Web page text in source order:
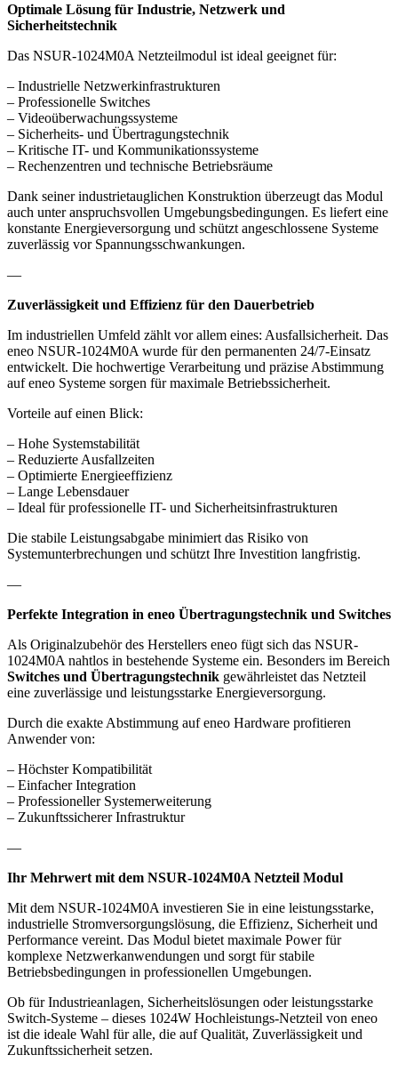
Optimale Lösung für Industrie, Netzwerk und
Sicherheitstechnik
Das NSUR-1024M0A Netzteilmodul ist ideal geeignet für:
– Industrielle Netzwerkinfrastrukturen
– Professionelle Switches
– Videoüberwachungssysteme
– Sicherheits- und Übertragungstechnik
– Kritische IT- und Kommunikationssysteme
– Rechenzentren und technische Betriebsräume
Dank seiner industrietauglichen Konstruktion überzeugt das Modul
auch unter anspruchsvollen Umgebungsbedingungen. Es liefert eine
konstante Energieversorgung und schützt angeschlossene Systeme
zuverlässig vor Spannungsschwankungen.
—
Zuverlässigkeit und Effizienz für den Dauerbetrieb
Im industriellen Umfeld zählt vor allem eines: Ausfallsicherheit. Das
eneo NSUR-1024M0A wurde für den permanenten 24/7-Einsatz
entwickelt. Die hochwertige Verarbeitung und präzise Abstimmung
auf eneo Systeme sorgen für maximale Betriebssicherheit.
Vorteile auf einen Blick:
– Hohe Systemstabilität
– Reduzierte Ausfallzeiten
– Optimierte Energieeffizienz
– Lange Lebensdauer
– Ideal für professionelle IT- und Sicherheitsinfrastrukturen
Die stabile Leistungsabgabe minimiert das Risiko von
Systemunterbrechungen und schützt Ihre Investition langfristig.
—
Perfekte Integration in eneo Übertragungstechnik und Switches
Als Originalzubehör des Herstellers eneo fügt sich das NSUR-
1024M0A nahtlos in bestehende Systeme ein. Besonders im Bereich
Switches und Übertragungstechnik gewährleistet das Netzteil
eine zuverlässige und leistungsstarke Energieversorgung.
Durch die exakte Abstimmung auf eneo Hardware profitieren
Anwender von:
– Höchster Kompatibilität
– Einfacher Integration
– Professioneller Systemerweiterung
– Zukunftssicherer Infrastruktur
—
Ihr Mehrwert mit dem NSUR-1024M0A Netzteil Modul
Mit dem NSUR-1024M0A investieren Sie in eine leistungsstarke,
industrielle Stromversorgungslösung, die Effizienz, Sicherheit und
Performance vereint. Das Modul bietet maximale Power für
komplexe Netzwerkanwendungen und sorgt für stabile
Betriebsbedingungen in professionellen Umgebungen.
Ob für Industrieanlagen, Sicherheitslösungen oder leistungsstarke
Switch-Systeme – dieses 1024W Hochleistungs-Netzteil von eneo
ist die ideale Wahl für alle, die auf Qualität, Zuverlässigkeit und
Zukunftssicherheit setzen.